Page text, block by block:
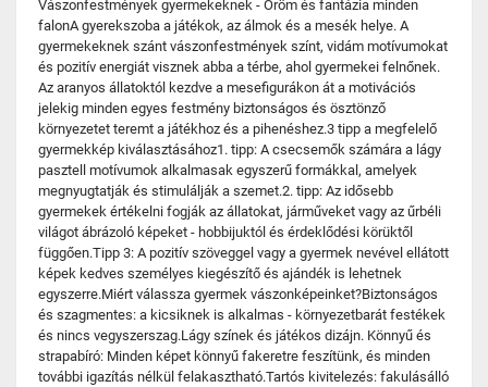
Vászonfestmények gyermekeknek - Öröm és fantázia minden
falonA gyerekszoba a játékok, az álmok és a mesék helye. A
gyermekeknek szánt vászonfestmények színt, vidám motívumokat
és pozitív energiát visznek abba a térbe, ahol gyermekei felnőnek.
Az aranyos állatoktól kezdve a mesefigurákon át a motivációs
jelekig minden egyes festmény biztonságos és ösztönző
környezetet teremt a játékhoz és a pihenéshez.3 tipp a megfelelő
gyermekkép kiválasztásához1. tipp: A csecsemők számára a lágy
pasztell motívumok alkalmasak egyszerű formákkal, amelyek
megnyugtatják és stimulálják a szemet.2. tipp: Az idősebb
gyermekek értékelni fogják az állatokat, járműveket vagy az űrbéli
világot ábrázoló képeket - hobbijuktól és érdeklődési körüktől
függően.Tipp 3: A pozitív szöveggel vagy a gyermek nevével ellátott
képek kedves személyes kiegészítő és ajándék is lehetnek
egyszerre.Miért válassza gyermek vászonképeinket?Biztonságos
és szagmentes: a kicsiknek is alkalmas - környezetbarát festékek
és nincs vegyszerszag.Lágy színek és játékos dizájn. Könnyű és
strapabíró: Minden képet könnyű fakeretre feszítünk, és minden
további igazítás nélkül felakasztható.Tartós kivitelezés: fakulásálló